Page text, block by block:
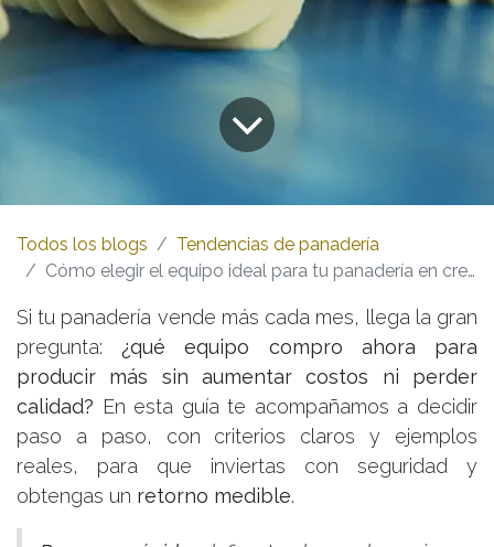
Todos los blogs
Tendencias de panadería
Cómo elegir el equipo ideal para tu panadería en crecimiento
Si tu panadería vende más cada mes, llega la gran
pregunta: ¿qué equipo compro ahora para
producir más sin aumentar costos ni perder
calidad? En esta guía te acompañamos a decidir
paso a paso, con criterios claros y ejemplos
reales, para que inviertas con seguridad y
obtengas un retorno medible.